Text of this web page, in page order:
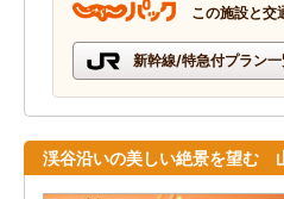
この施設と交
新幹線/特急付プラン
渓谷沿いの美しい絶景を望む